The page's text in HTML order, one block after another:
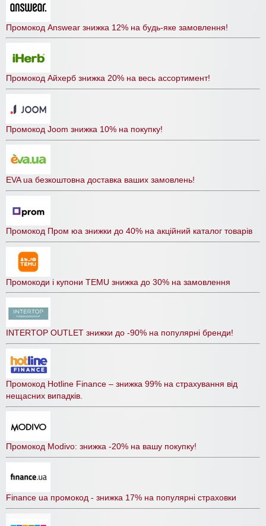
Промокод Answear знижка 12% на будь-яке замовлення!
Промокод Айхерб знижка 20% на весь ассортимент!
Промокод Joom знижка 10% на покупку!
EVA ua безкоштовна доставка ваших замовлень!
Промокод Пром юа знижки до 40% на акційний каталог товарів
Промокоди і купони TEMU знижка до 30% на замовлення
INTERTOP OUTLET знижки до -90% на популярні бренди!
Промокод Hotline Finance – знижка 99% на страхування від
нещасних випадків.
Промокод Modivo: знижка -20% на вашу покупку!
Finance ua промокод - знижка 17% на популярні страховки